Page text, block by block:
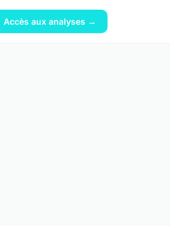
Accès aux analyses →